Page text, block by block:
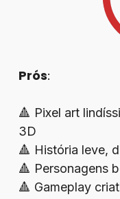
Prós:
🔺 Pixel art
3D
🔺 História leve,
🔺 Personagens
🔺 Gameplay